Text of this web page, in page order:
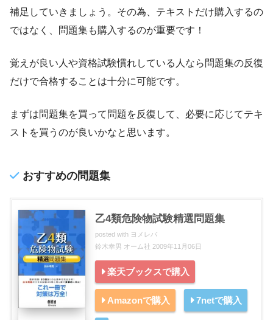
補足していきましょう。その為、テキストだけ購入するの
ではなく、問題集も購入するのが重要です！
覚えが良い人や資格試験慣れしている人なら問題集の反復
だけで合格することは十分に可能です。
まずは問題集を買って問題を反復して、必要に応じてテキ
ストを買うのが良いかなと思います。
おすすめの問題集
乙4類危険物試験精選問題集
posted with ヨメレバ
鈴木幸男 オーム社 2009年11月06日
楽天ブックスで購入
Amazonで購入 7netで購入